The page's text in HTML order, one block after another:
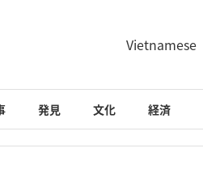
Vietnamese
発見 文化 経済